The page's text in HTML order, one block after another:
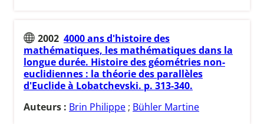
2002 4000 ans d'histoire des
mathématiques, les mathématiques dans la
longue durée. Histoire des géométries non-
euclidiennes : la théorie des parallèles
d'Euclide à Lobatchevski. p. 313-340.
Auteurs : Brin Philippe ; Bühler Martine